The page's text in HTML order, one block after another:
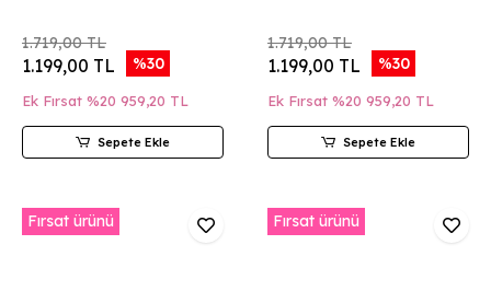
1.719,00 TL
1.199,00 TL %30
Ek Fırsat %20 959,20 TL
Sepete Ekle
1.719,00 TL
1.199,00 TL %30
Ek Fırsat %20 959,20 TL
Sepete Ekle
Fırsat ürünü Fırsat ürünü